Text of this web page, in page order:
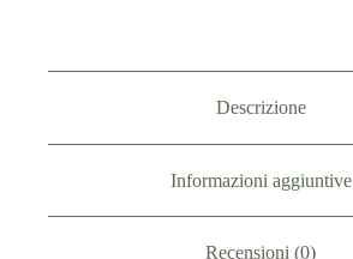
Descrizione
Informazioni aggiuntive
Recensioni (0)